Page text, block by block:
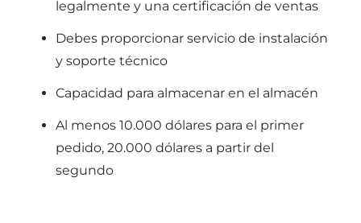
legalmente y una certificación de ventas
Debes proporcionar servicio de instalación
y soporte técnico
Capacidad para almacenar en el almacén
Al menos 10.000 dólares para el primer
pedido, 20.000 dólares a partir del
segundo